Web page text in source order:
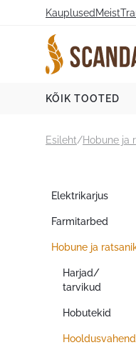
Kauplused Meist
KÕIK TOOTED
Esileht/Hobune ja
Tootekategooriad
Elektrikarjus
Farmitarbed
Hobune ja
Harjad/
tarvikud
Hobutekid